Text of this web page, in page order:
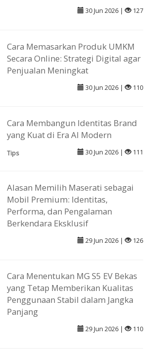
30 Jun 2026 | 127
Cara Memasarkan Produk UMKM
Secara Online: Strategi Digital agar
Penjualan Meningkat
30 Jun 2026 | 110
Cara Membangun Identitas Brand
yang Kuat di Era AI Modern
Tips 30 Jun 2026 | 111
Alasan Memilih Maserati sebagai
Mobil Premium: Identitas,
Performa, dan Pengalaman
Berkendara Eksklusif
29 Jun 2026 | 126
Cara Menentukan MG S5 EV Bekas
yang Tetap Memberikan Kualitas
Penggunaan Stabil dalam Jangka
Panjang
29 Jun 2026 | 110